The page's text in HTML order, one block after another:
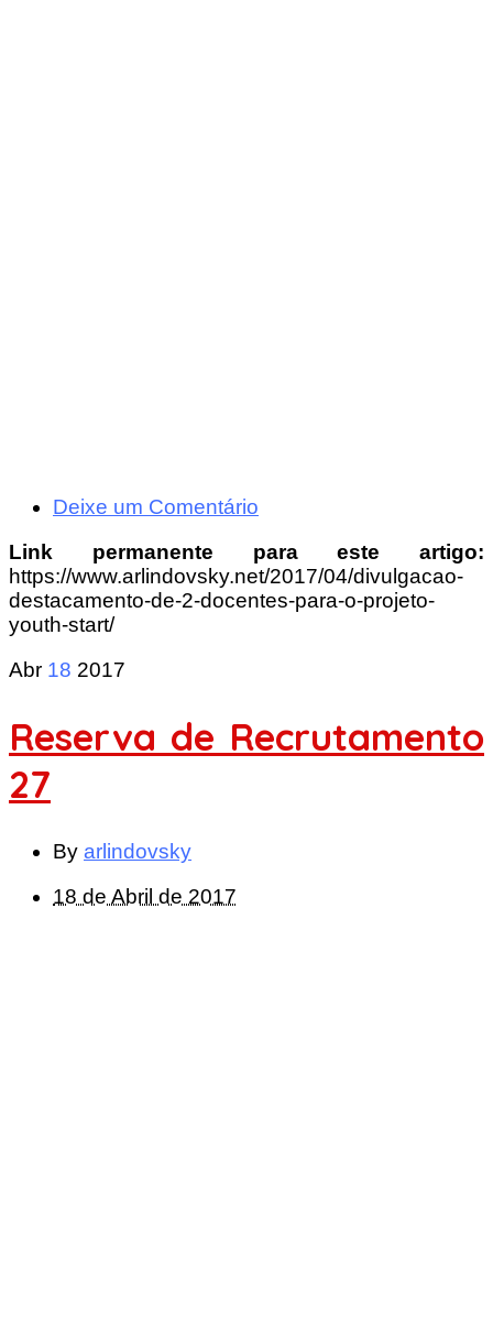
Deixe um Comentário
Link permanente para este artigo:
https://www.arlindovsky.net/2017/04/divulgacao-
destacamento-de-2-docentes-para-o-projeto-
youth-start/
Abr 18 2017
Reserva de Recrutamento
27
By arlindovsky
18 de Abril de 2017